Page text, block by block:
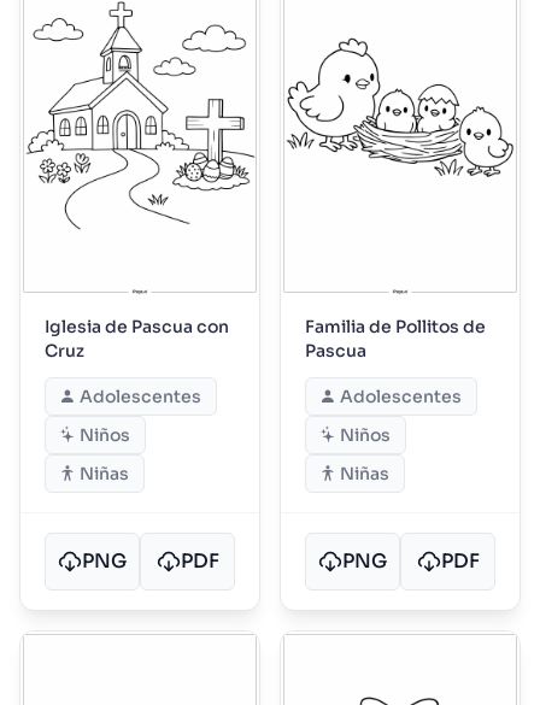
Iglesia de Pascua con
Cruz
Adolescentes
Niños
Niñas
PNG PDF
Familia de Pollitos de
Pascua
Adolescentes
Niños
Niñas
PNG PDF